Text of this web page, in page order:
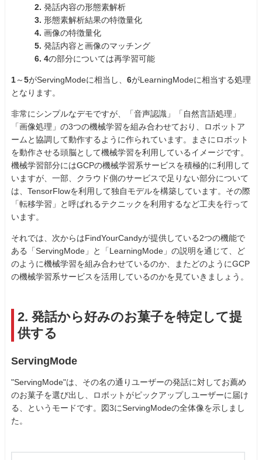
2. 発話内容の形態素解析
3. 形態素解析結果の特徴量化
4. 画像の特徴量化
5. 発話内容と画像のマッチング
6. 4の部分については再学習可能
1～5がServingModeに相当し、 6がLearningModeに相当する処理
となります。
非常にシンプルなデモですが、「音声認識」「自然言語処理」
「画像処理」の3つの機械学習を組み合わせており、ロボットア
ームと協調して動作するように作られています。まさにロボット
を動作させる頭脳として機械学習を利用しているイメージです。
機械学習部分にはGCPの機械学習系サービスを積極的に利用して
いますが、一部、クラウド側のサービスで足りない部分について
は、TensorFlowを利用して独自モデルを構築しています。その際
「転移学習」と呼ばれるテクニックを利用するなど工夫を行って
います。
それでは、次からはFindYourCandyが提供している2つの機能で
ある「ServingMode」と「LearningMode」の説明を通じて、ど
のように機械学習を組み合わせているのか、またどのようにGCP
の機械学習系サービスを活用しているのかを見ていきましょう。
2. 発話から好みのお菓子を特定して提
供する
ServingMode
"ServingMode"は、その名の通りユーザーの発話に対してお薦め
のお菓子を選び出し、ロボットがピックアップしユーザーに届け
る、というモードです。図3にServingModeの全体像を示しまし
た。